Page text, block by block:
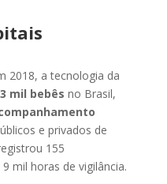
2018, a tecnologia da
mil bebês no Brasil,
e privados de
155
mil horas de vigilância.